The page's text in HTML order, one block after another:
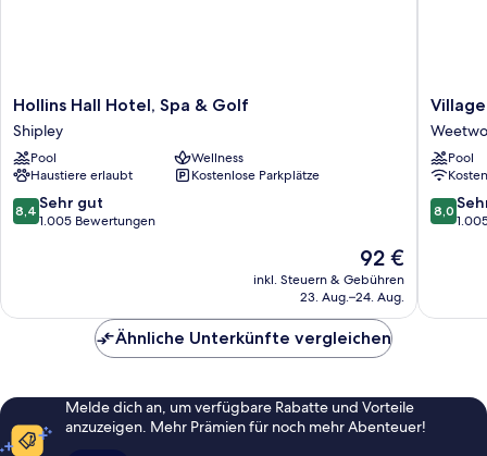
Hollins
Hall
Hotel,
Spa
&
Golf
Shipley
Hollins Hall Hotel, Spa & Golf
Shipley
Pool
Wellness
Haustiere erlaubt
Kostenlose Parkplätze
8.4
von
Bewertungen
8,4 Sehr gut
1.005 Bewertungen
Der
Preis
beträgt
92 €
inkl. Steuern & Gebühren
23. Aug.–24. Aug.
Village
Hotel
Leeds
North
Pool
8.0
von
8,0
Ähnliche Unterkünfte vergleichen
Melde dich an, um verfügbare Rabatte und Vorteile
anzuzeigen. Mehr Prämien für noch mehr Abenteuer!